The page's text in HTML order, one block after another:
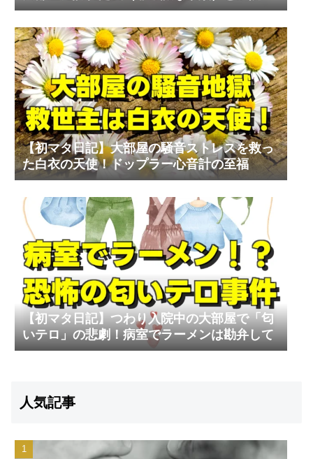
リアル
【初マタ日記】大部屋の騒音ストレスを救っ
た白衣の天使！ドップラー心音計の至福
【初マタ日記】つわり入院中の大部屋で「匂
いテロ」の悲劇！病室でラーメンは勘弁して
人気記事